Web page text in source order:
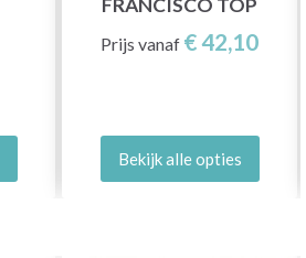
FRANCISCO TOP
Prijs vanaf € 42,10
Bekijk alle opties